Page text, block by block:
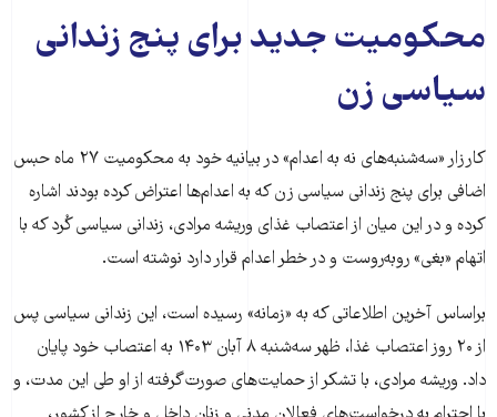
محکومیت جدید برای پنج زندانی
سیاسی زن
کارزار «سه‌شنبه‌های نه به اعدام» در بیانیه خود به محکومیت ۲۷ ماه حبس
اضافی برای پنج زندانی سیاسی زن که به اعدام‌ها اعتراض کرده بودند اشاره
کرده و در این میان از اعتصاب غذای وریشه مرادی، زندانی سیاسی کُرد که با
اتهام «بغی» روبه‌روست و در خطر اعدام قرار دارد نوشته است.
براساس آخرین اطلاعاتی که به «زمانه» رسیده است، این زندانی سیاسی پس
از ۲۰ روز اعتصاب غذا، ظهر سه‌شنبه ۸ آبان ۱۴۰۳ به اعتصاب خود پایان
داد. وریشه مرادی، با تشکر از حمایت‌های صورت‌گرفته از او طی این مدت، و